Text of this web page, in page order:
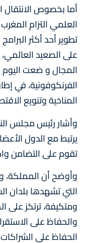
أما بخصوص الانتقال
العلمي التزام
تطوير أحد أكثر
على الصعيد
المجال و ضعت
الفرنكوفونية، في
المناخية وتنويع
وأشار رئيس مجلس
يرتبط مع الدول
تقوم على التضامن
وأوضح أن المملكة،
التي تشهدها بلدان
ومتكيفة، ترتكز على
والحفاظ على
الحفاظ على